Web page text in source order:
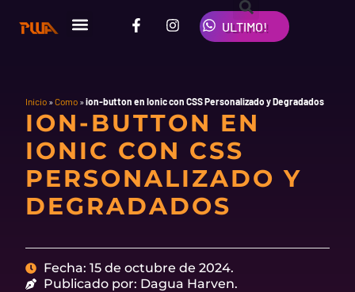
contenido
ULTIMO!
F
a
o
k
-
f
I
n
r
a
m
W
h
a
p
Inicio »Como »ion-button en Ionic con CSS Personalizado y Degradados
ION-BUTTON EN
IONIC CON CSS
PERSONALIZADO Y
DEGRADADOS
Fecha: 15 de octubre de 2024.
Publicado por: Dagua Harven.